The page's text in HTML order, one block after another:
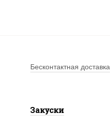
Бесконтактная доставка
Закуски